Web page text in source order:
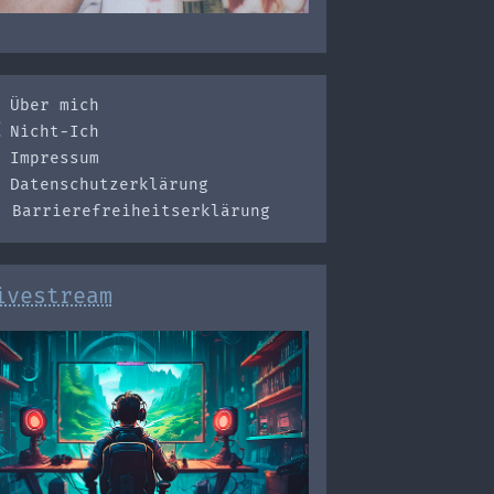
Über mich
Nicht-Ich
Impressum
Datenschutzerklärung
Barrierefreiheitserklärung